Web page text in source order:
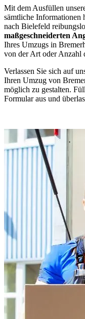
Mit dem Ausfüllen
sämtliche Informationen
nach Bielefeld
maßgeschneiderten
Ihres Umzugs in
von der Art oder Anzahl
Verlassen Sie sich auf
Ihren Umzug von
möglich zu gestalten.
Formular aus und